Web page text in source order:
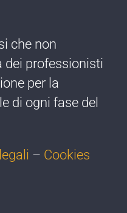
che non
dei professionisti
per la
di ogni fase del
– Cookies